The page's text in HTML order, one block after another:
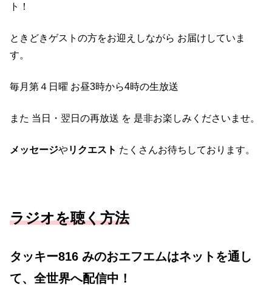
日
曜
ト！
ときどきゲストの方をお迎えしながら お届けしていま
す。
毎月第４日曜 お昼3時から4時の生放送
また 当日・翌日の再放送 を 是非お楽しみくださいませ。
メッセージやリクエスト たくさんお待ちしております。
ラジオを聴く方法
タッキー816 みのおエフエムはネットを通し
て、全世界へ配信中！